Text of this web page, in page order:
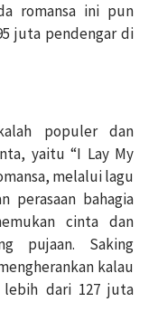
romansa ini pun
juta pendengar di
populer dan
yaitu “I Lay My
melalui lagu
perasaan bahagia
cinta dan
pujaan. Saking
kalau
dari 127 juta